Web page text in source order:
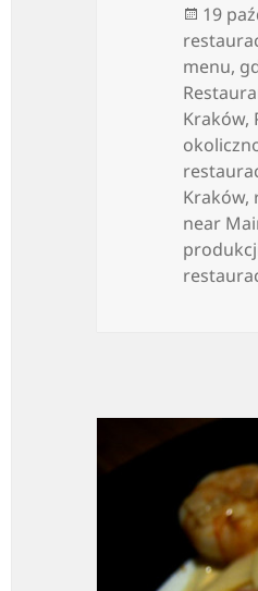
Data
19
menu,
Kraków,
Kraków,
near